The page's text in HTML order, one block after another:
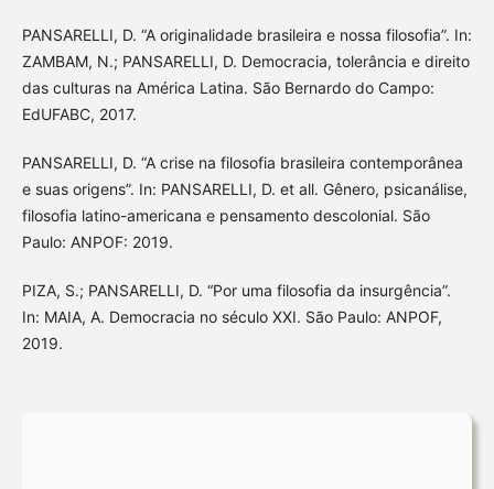
PANSARELLI, D. “A originalidade brasileira e nossa filosofia”. In:
ZAMBAM, N.; PANSARELLI, D. Democracia, tolerância e direito
das culturas na América Latina. São Bernardo do Campo:
EdUFABC, 2017.
PANSARELLI, D. “A crise na filosofia brasileira contemporânea
e suas origens”. In: PANSARELLI, D. et all. Gênero, psicanálise,
filosofia latino-americana e pensamento descolonial. São
Paulo: ANPOF: 2019.
PIZA, S.; PANSARELLI, D. “Por uma filosofia da insurgência”.
In: MAIA, A. Democracia no século XXI. São Paulo: ANPOF,
2019.